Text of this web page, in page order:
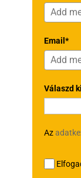
Email*
Válaszd
Az